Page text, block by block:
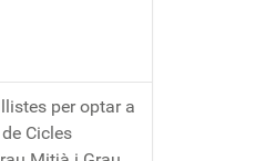
per optar a
Cicles